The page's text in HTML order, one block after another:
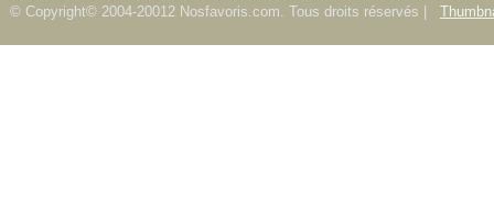
© Copyright© 2004-20012 Nosfavoris.com. Tous droits réservés |